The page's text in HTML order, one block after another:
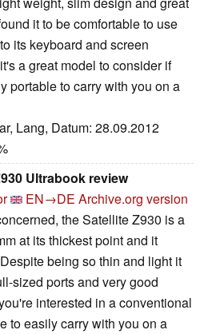
it to be comfortable to use
its keyboard and screen
a great model to consider if
portable to carry with you on a
Lang, Datum: 28.09.2012
Ultrabook review
EN→DE Archive.org version
the Satellite Z930 is a
at its thickest point and it
being so thin and light it
sized ports and very good
interested in a conventional
to easily carry with you on a